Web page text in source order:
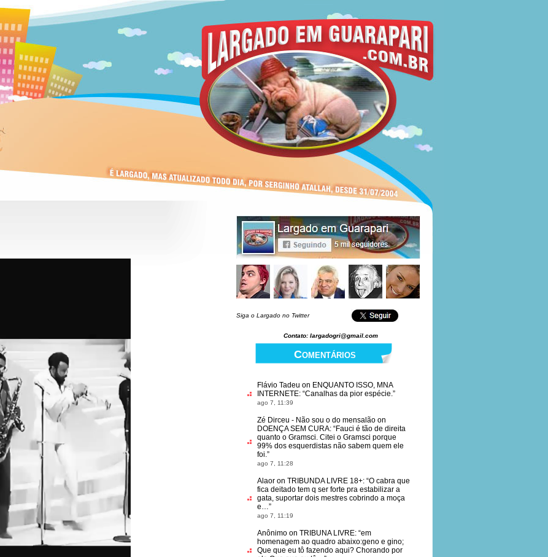
Siga o Largado no Twitter
Contato: largadogri@gmail.com
Comentários
Flávio Tadeu on ENQUANTO ISSO, MNA
INTERNETE: “Canalhas da pior espécie.”
ago 7, 11:39
Zé Dirceu - Não sou o do mensalão on
DOENÇA SEM CURA: “Fauci é tão de direita
quanto o Gramsci. Citei o Gramsci porque
99% dos esquerdistas não sabem quem ele
foi.”
ago 7, 11:28
Alaor on TRIBUNDA LIVRE 18+: “O cabra que
fica deitado tem q ser forte pra estabilizar a
gata, suportar dois mestres cobrindo a moça
e…”
ago 7, 11:19
Anônimo on TRIBUNA LIVRE: “em
homenagem ao quadro abaixo:geno e gino;
Que que eu tô fazendo aqui? Chorando por